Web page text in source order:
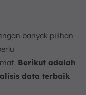
banyak pilihan
Berikut adalah
data terbaik